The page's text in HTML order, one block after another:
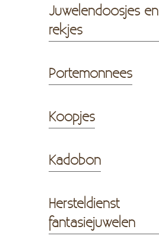
Juwelendoosjes en
rekjes
Portemonnees
Koopjes
Kadobon
Hersteldienst
fantasiejuwelen